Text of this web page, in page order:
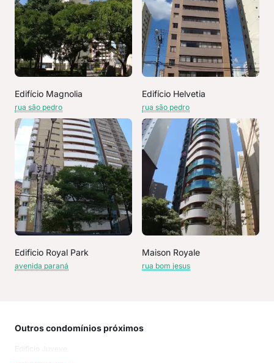
Edifício Magnolia
rua são pedro
Edifício Helvetia
rua são pedro
Edificio Royal Park
avenida paraná
Maison Royale
rua bom jesus
Outros condomínios próximos
Edificio Juveve